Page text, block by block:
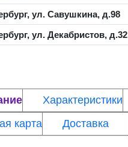
ул. Савушкина, д.98
ул. Декабристов, д.32
Характеристики
карта
Доставка